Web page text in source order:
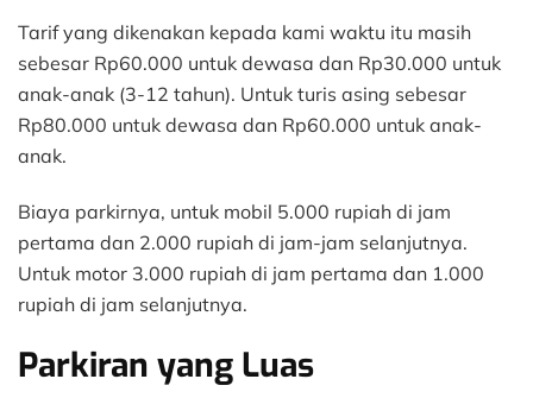
Tarif yang dikenakan kepada kami waktu itu masih
sebesar Rp60.000 untuk dewasa dan Rp30.000 untuk
anak-anak (3-12 tahun). Untuk turis asing sebesar
Rp80.000 untuk dewasa dan Rp60.000 untuk anak-
anak.
Biaya parkirnya, untuk mobil 5.000 rupiah di jam
pertama dan 2.000 rupiah di jam-jam selanjutnya.
Untuk motor 3.000 rupiah di jam pertama dan 1.000
rupiah di jam selanjutnya.
Parkiran yang Luas